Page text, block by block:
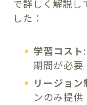
で詳しく解説し
した：
学習コスト
期間が必要
リージョン
ンのみ提供